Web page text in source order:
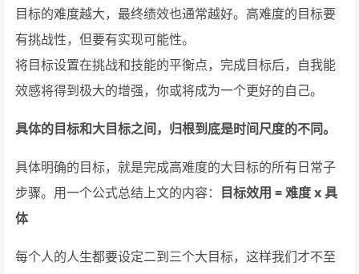
目标的难度越大，最终绩效也通常越好。高难度的目标要
有挑战性，但要有实现可能性。
将目标设置在挑战和技能的平衡点，完成目标后，自我能
效感将得到极大的增强，你或将成为一个更好的自己。
具体的目标和大目标之间，归根到底是时间尺度的不同。
具体明确的目标，就是完成高难度的大目标的所有日常子
步骤。用一个公式总结上文的内容： 目标效用 = 难度 x 具
体
每个人的人生都要设定二到三个大目标，这样我们才不至